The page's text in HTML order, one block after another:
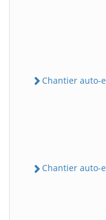
Chantier auto-
Chantier auto-